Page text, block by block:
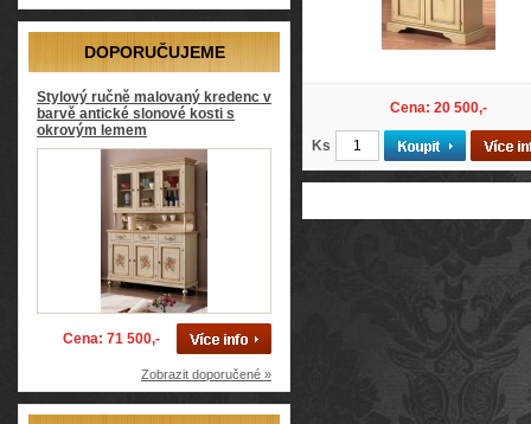
DOPORUČUJEME
Stylový ručně malovaný kredenc v
barvě antické slonové kosti s
okrovým lemem
Cena: 71 500,-
Zobrazit doporučené »
Cena: 20 500,-
Ks